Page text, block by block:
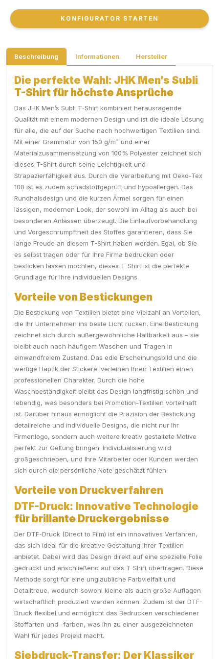
KONFIGURATOR STARTEN
KONFIGURATOR STARTEN
Beschreibung Informationen Hersteller
Die perfekte Wahl: JHK Men’s Subli
T-Shirt für höchste Ansprüche
Das JHK Men’s Subli T-Shirt kombiniert herausragende
Qualität mit einem modernen Design und ist die ideale Lösung
für alle, die auf der Suche nach hochwertigen Textilien sind.
Mit einer Grammatur von 150 g/m² und einer
Materialzusammensetzung von 100% Polyester zeichnet sich
dieses T-Shirt durch seine Leichtigkeit und
Strapazierfähigkeit aus. Durch die Verarbeitung mit Oeko-Tex
100 ist es zudem schadstoffgeprüft und hypoallergen. Das
Rundhalsdesign und die kurzen Ärmel sorgen für einen
lässigen, modernen Look, der sowohl im Alltag als auch bei
besonderen Anlässen überzeugt. Die Einlaufvorbehandlung
und Vorgeschrumpftheit des Stoffes garantieren, dass Sie
lange Freude an diesem T-Shirt haben werden. Egal, ob Sie
es selbst tragen oder für Ihre Firma bedrucken oder
besticken lassen möchten, dieses T-Shirt ist die perfekte
Grundlage für Ihre individuellen Designs.
Vorteile von Bestickungen
Die Bestickung von Textilien bietet eine Vielzahl an Vorteilen,
die Ihr Unternehmen ins beste Licht rücken. Eine Bestickung
zeichnet sich durch außergewöhnliche Haltbarkeit aus – sie
bleibt auch nach häufigem Waschen und Tragen in
einwandfreiem Zustand. Das edle Erscheinungsbild und die
wertige Haptik der Stickerei verleihen Ihren Textilien einen
professionellen Charakter. Durch die hohe
Waschbeständigkeit bleibt das Design langfristig schön und
lebendig, was besonders bei Promotion-Textilien vorteilhaft
ist. Darüber hinaus ermöglicht die Präzision der Bestickung
detailreiche und individuelle Designs, die nicht nur Ihr
Firmenlogo, sondern auch weitere kreativ gestaltete Motive
perfekt zur Geltung bringen. Individualisierung wird
großgeschrieben, und Ihre Mitarbeiter oder Kunden werden
sich durch die persönliche Note geschätzt fühlen.
Vorteile von Druckverfahren
DTF-Druck: Innovative Technologie
für brillante Druckergebnisse
Der DTF-Druck (Direct to Film) ist ein innovatives Verfahren,
das sich ideal für die kreative Gestaltung Ihrer Textilien
anbietet. Dabei wird das Design direkt auf eine spezielle Folie
gedruckt und anschließend auf das T-Shirt übertragen. Diese
Methode sorgt für eine unglaubliche Farbvielfalt und
Detailtreue, wodurch sowohl kleine als auch große Auflagen
wirtschaftlich produziert werden können. Zudem ist der DTF-
Druck flexibel und ermöglicht das Bedrucken verschiedener
Stoffarten und -farben, was ihn zu einer ausgezeichneten
Wahl für jedes Projekt macht.
Siebdruck-Transfer: Der Klassiker